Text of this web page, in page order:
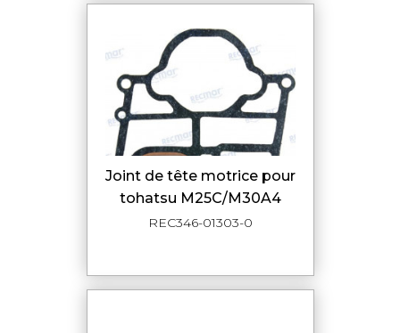
joint de tête motrice pour
tohatsu M25C/M30A4
REC346-01303-0